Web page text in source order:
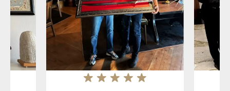
★ ★ ★ ★ ★